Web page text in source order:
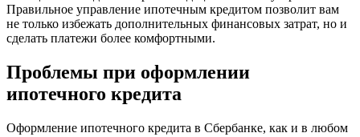
Правильное управление ипотечным кредитом позволит вам
не только избежать дополнительных финансовых затрат, но и
сделать платежи более комфортными.
Проблемы при оформлении
ипотечного кредита
Оформление ипотечного кредита в Сбербанке, как и в любом